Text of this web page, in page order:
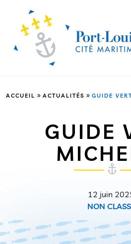
ACCUEIL » ACTUALITÉS » GUIDE
GUIDE
12 juin
NON